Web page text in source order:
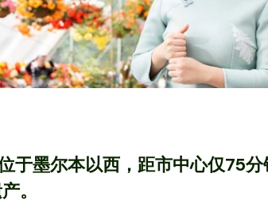
墨尔本以西，距市中心仅75
。